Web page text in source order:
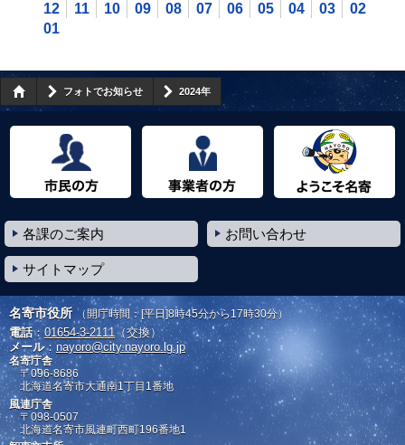
12
11 10 09 08 07 06 05 04 03
02
01
フォトでお知らせ 2024年
各課のご案内 お問い合わせ
サイトマップ
名寄市役所 （開庁時間：[平日]8時45分から17時30分）
電話： 01654-3-2111 （交換）
メール： nayoro@city.nayoro.lg.jp
名寄庁舎
〒096-8686
北海道名寄市大通南1丁目1番地
風連庁舎
〒098-0507
北海道名寄市風連町西町196番地1